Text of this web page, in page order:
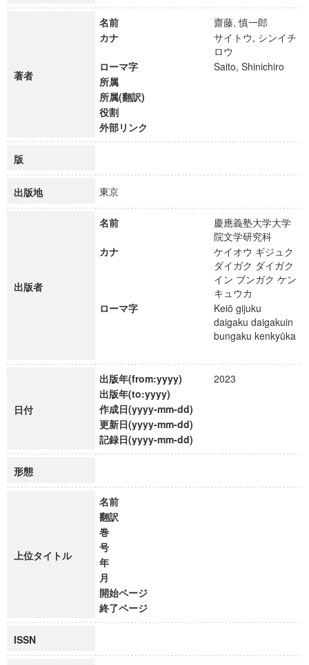
著者
名前
齋藤, 慎一郎
カナ
サイトウ, シンイチ
ロウ
ローマ字
Saito, Shinichiro
所属
所属(翻訳)
役割
外部リンク
版
出版地 東京
出版者
名前
慶應義塾大学大学
院文学研究科
カナ
ケイオウ ギジュク
ダイガク ダイガク
イン ブンガク ケン
キュウカ
ローマ字
Keiō gijuku
daigaku daigakuin
bungaku kenkyūka
日付
出版年(from:yyyy)
2023
出版年(to:yyyy)
作成日(yyyy-mm-dd)
更新日(yyyy-mm-dd)
記録日(yyyy-mm-dd)
形態
上位タイトル
名前
翻訳
巻
号
年
月
開始ページ
終了ページ
ISSN